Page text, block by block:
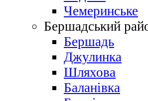
Чемеринське
Бершадський
Бершадь
Джулинка
Шляхова
Баланівка